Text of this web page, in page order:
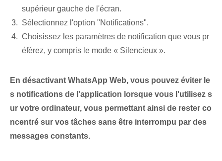
supérieur gauche de l'écran.
Sélectionnez l'option "Notifications".
Choisissez les paramètres de notification que vous pr
éférez, y compris le mode « Silencieux ».
En désactivant WhatsApp Web, vous pouvez éviter le
s notifications de l'application lorsque vous l'utilisez s
ur votre ordinateur, vous permettant ainsi de rester co
ncentré sur vos tâches sans être interrompu par des
messages constants.